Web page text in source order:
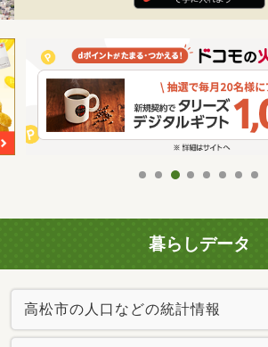
暮らしデータ
高松市の人口などの統計情報